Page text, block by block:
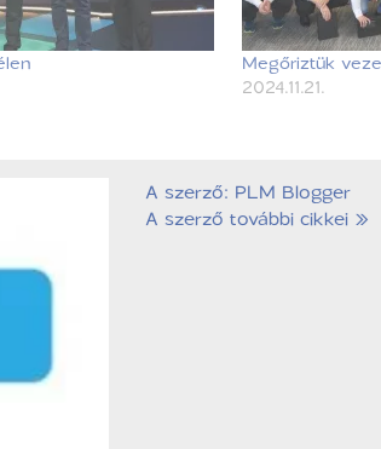
Megőriztük
2024.11.21.
A szerző: PLM Blogger
A szerző további cikkei »